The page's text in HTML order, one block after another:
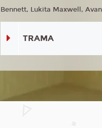
Bennett, Lukita Maxwell,
TRAMA